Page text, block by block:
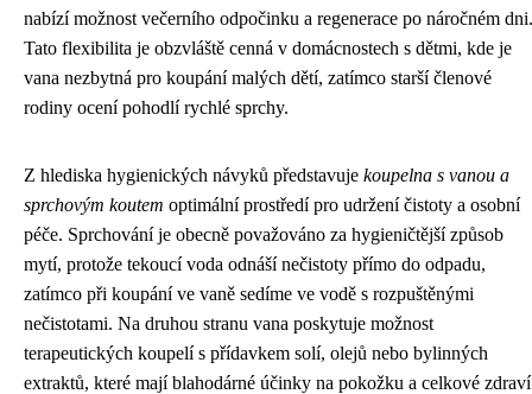
nabízí možnost večerního odpočinku a regenerace po náročném dni.
Tato flexibilita je obzvláště cenná v domácnostech s dětmi, kde je
vana nezbytná pro koupání malých dětí, zatímco starší členové
rodiny ocení pohodlí rychlé sprchy.
Z hlediska hygienických návyků představuje koupelna s vanou a
sprchovým koutem optimální prostředí pro udržení čistoty a osobní
péče. Sprchování je obecně považováno za hygieničtější způsob
mytí, protože tekoucí voda odnáší nečistoty přímo do odpadu,
zatímco při koupání ve vaně sedíme ve vodě s rozpuštěnými
nečistotami. Na druhou stranu vana poskytuje možnost
terapeutických koupelí s přídavkem solí, olejů nebo bylinných
extraktů, které mají blahodárné účinky na pokožku a celkové